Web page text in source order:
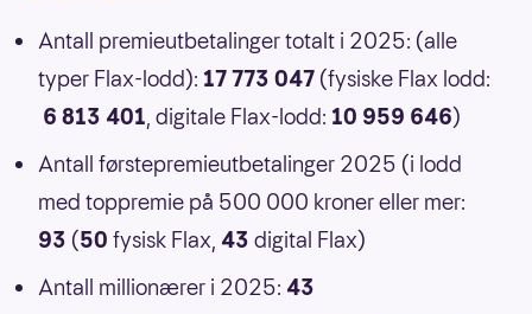
Antall premieutbetalinger totalt i 2025: (alle
typer Flax-lodd): 17 773 047 (fysiske Flax lodd:
6 813 401, digitale Flax-lodd: 10 959 646)
Antall førstepremieutbetalinger 2025 (i lodd
med toppremie på 500 000 kroner eller mer:
93 (50 fysisk Flax, 43 digital Flax)
Antall millionærer i 2025: 43